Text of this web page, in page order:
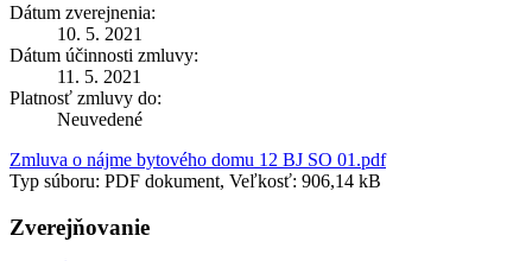
Dátum zverejnenia:
10. 5. 2021
Dátum účinnosti zmluvy:
11. 5. 2021
Platnosť zmluvy do:
Neuvedené
Zmluva o nájme bytového domu 12 BJ SO 01.pdf
Typ súboru: PDF dokument, Veľkosť: 906,14 kB
Zverejňovanie